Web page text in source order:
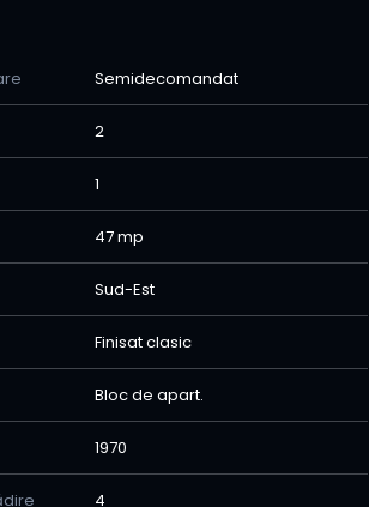
de vanzare cumparare (relatia
cu bancile comerciale care
imobilul pana la finalizarea
la consilierul nostru imobiliar:
Semidecomandat
2
1
47 mp
Sud-Est
Finisat clasic
Bloc de apart.
1970
4